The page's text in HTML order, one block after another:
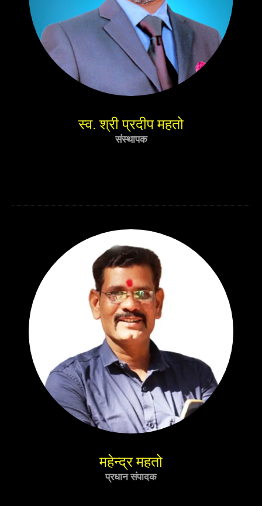
स्व. श्री प्रदीप महतो
संस्थापक
महेन्द्र महतो
प्रधान संपादक